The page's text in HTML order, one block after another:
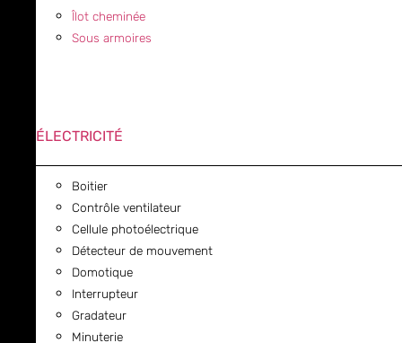
Îlot cheminée
Sous armoires
ÉLECTRICITÉ
Boitier
Contrôle ventilateur
Cellule photoélectrique
Détecteur de mouvement
Domotique
Interrupteur
Gradateur
Minuterie